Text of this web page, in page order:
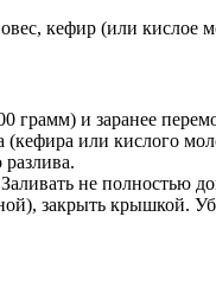
кефир (или кислое
грамм) и заранее
или кислого
не полностью
закрыть крышкой.